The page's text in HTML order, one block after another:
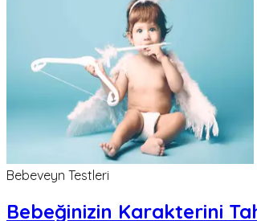
Bebeveyn Testleri
Bebeğinizin Karakterini